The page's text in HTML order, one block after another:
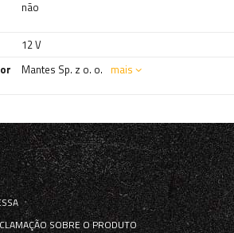
não
12 V
Mantes Sp. z o. o. mais
SOBRE O PRODUTO